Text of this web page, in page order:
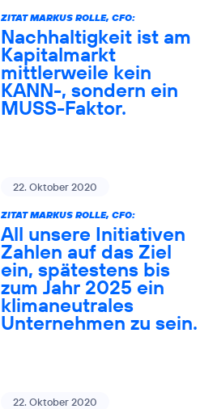
ZITAT MARKUS ROLLE, CFO:
Nachhaltigkeit ist am
Kapitalmarkt
mittlerweile kein
KANN-, sondern ein
MUSS-Faktor.
22. Oktober 2020
ZITAT MARKUS ROLLE, CFO:
All unsere Initiativen
Zahlen auf das Ziel
ein, spätestens bis
zum Jahr 2025 ein
klimaneutrales
Unternehmen zu sein.
22. Oktober 2020